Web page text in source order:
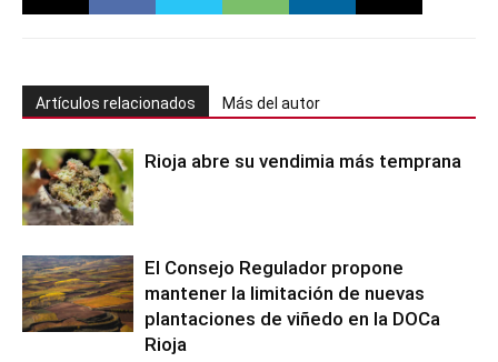
Artículos relacionados Más del autor
Rioja abre su vendimia más temprana
El Consejo Regulador propone
mantener la limitación de nuevas
plantaciones de viñedo en la DOCa
Rioja